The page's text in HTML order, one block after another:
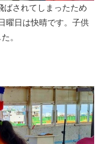
されてしまったため
曜日は快晴です。子供
。